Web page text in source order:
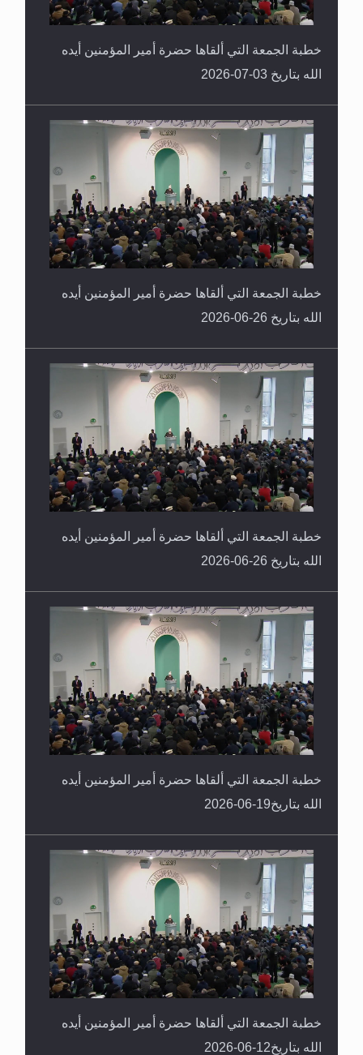
خطبة الجمعة التي ألقاها حضرة أمير المؤمنين أيده
الله بتاريخ 03-07-2026
خطبة الجمعة التي ألقاها حضرة أمير المؤمنين أيده
الله بتاريخ 26-06-2026
خطبة الجمعة التي ألقاها حضرة أمير المؤمنين أيده
الله بتاريخ 26-06-2026
خطبة الجمعة التي ألقاها حضرة أمير المؤمنين أيده
الله بتاريخ19-06-2026
خطبة الجمعة التي ألقاها حضرة أمير المؤمنين أيده
الله بتاريخ12-06-2026